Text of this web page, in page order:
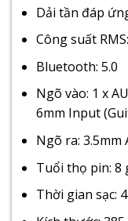
Dải tần đáp
Công suất
Bluetooth: 5.0
Ngõ vào: 1 x
6mm Input
Ngõ ra: 3.5mm
Tuổi thọ pin: 8
Thời gian sạc: